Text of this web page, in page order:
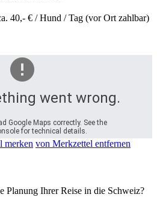
40,- € / Hund / Tag (vor Ort zahlbar)
went wrong.
Google Maps correctly. See the
for technical details.
merken von Merkzettel entfernen
Planung Ihrer Reise in die Schweiz?